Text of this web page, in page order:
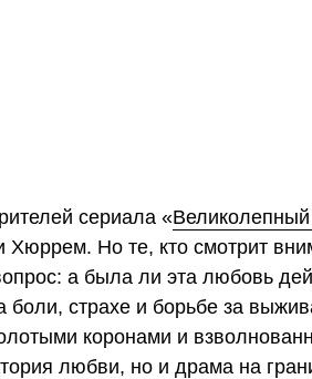
сериала «Великолепный
Хюррем. Но те, кто смотрит
а была ли эта любовь
боли, страхе и борьбе за
коронами и
любви, но и драма на